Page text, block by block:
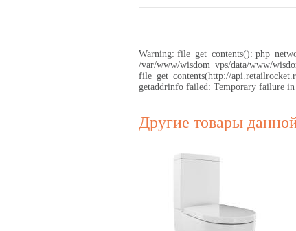
Warning: file_get_contents():
/var/www/wisdom_vps/data/www/
file_get_contents(http://
getaddrinfo failed: Temporary failure
Другие товары